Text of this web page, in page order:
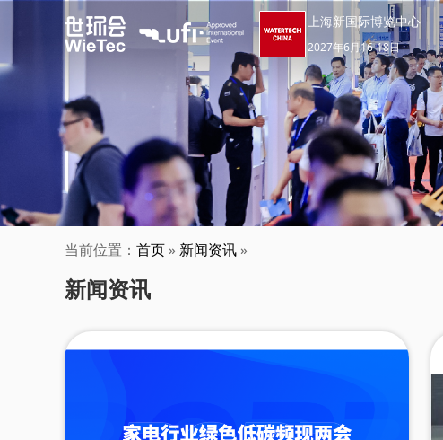
上海新国际博览中心
2027年6月16-18日
当前位置： 首页 » 新闻资讯 »
新闻资讯